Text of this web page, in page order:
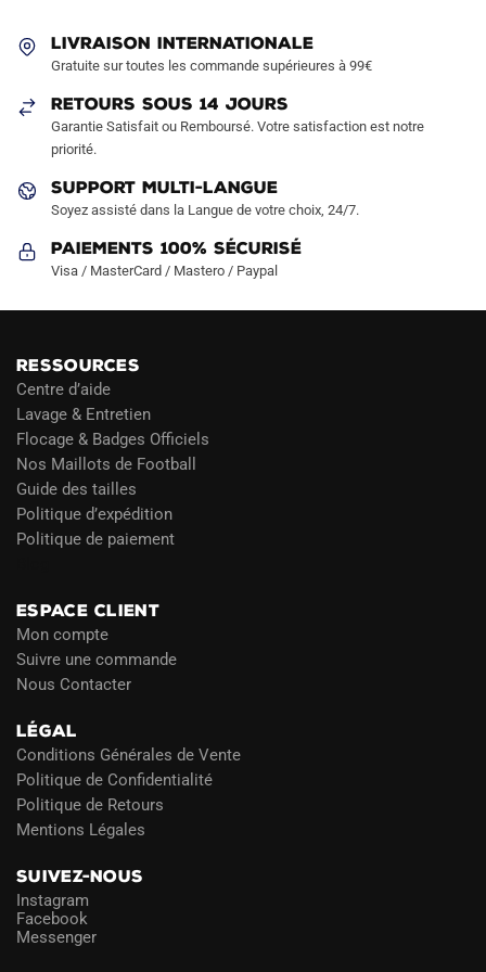
choisies
la
page
produit
page
LIVRAISON INTERNATIONALE
Gratuite sur toutes les commande supérieures à 99€
RETOURS SOUS 14 JOURS
Garantie Satisfait ou Remboursé. Votre satisfaction est notre
priorité.
SUPPORT MULTI-LANGUE
Soyez assisté dans la Langue de votre choix, 24/7.
Paiements 100% Sécurisé
Visa / MasterCard / Mastero / Paypal
RESSOURCES
Centre d’aide
Lavage & Entretien
Flocage & Badges Officiels
Nos Maillots de Football
Guide des tailles
Politique d’expédition
Politique de paiement
ESPACE CLIENT
Mon compte
Suivre une commande
Nous Contacter
LÉGAL
Conditions Générales de Vente
Politique de Confidentialité
Politique de Retours
Mentions Légales
SUIVEZ-NOUS
Instagram
Facebook
Messenger